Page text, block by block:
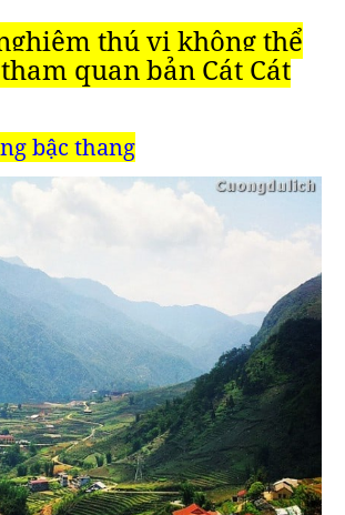
thú vị không thể
quan bản Cát Cát
bậc thang